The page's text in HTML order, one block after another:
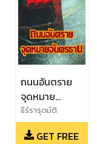
ถนนอันตราย
จุดหมาย
อันตรธาน(ฉบับ
ตัวอย่าง)
ธีร์รารุตม์ติ
GET FREE